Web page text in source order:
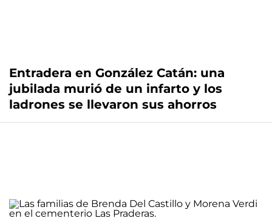
Entradera en González Catán: una
jubilada murió de un infarto y los
ladrones se llevaron sus ahorros